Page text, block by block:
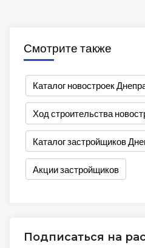
Смотрите также
Каталог новостроек
Ход строительства
Каталог застройщиков
Акции застройщиков
Подписаться на